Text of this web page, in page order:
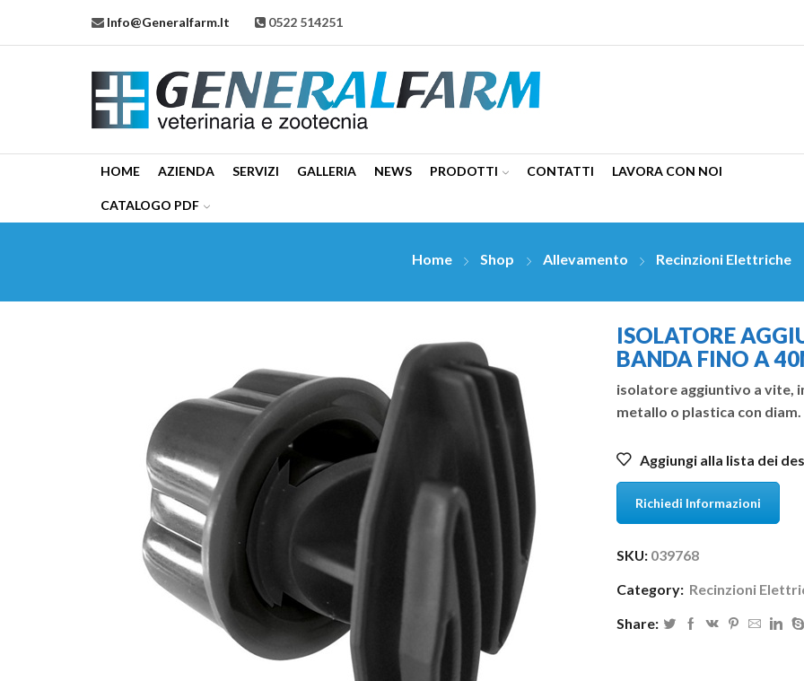
Info@generalfarm.it 0522 514251
HOME AZIENDA SERVIZI GALLERIA NEWS PRODOTTI CONTATTI LAVORA CON NOI
CATALOGO PDF
Home Shop Allevamento Recinzioni Elettriche
ISOLATORE
BANDA FINO A
isolatore aggiuntivo a vite,
metallo o plastica con diam.
Aggiungi alla lista dei
Richiedi Informazioni
SKU: 039768
Category: Recinzioni
Share: